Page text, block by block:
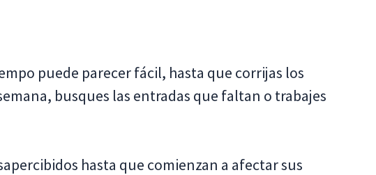
puede parecer fácil, hasta que corrijas los
busques las entradas que faltan o trabajes
hasta que comienzan a afectar sus